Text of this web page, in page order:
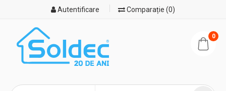
Autentificare Comparație (0)
0